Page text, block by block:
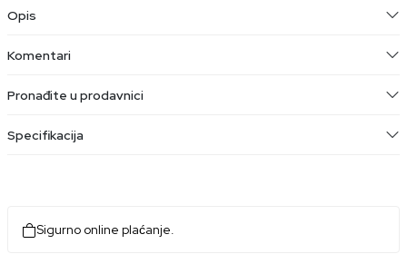
Opis
Komentari
Pronađite u prodavnici
Specifikacija
Sigurno online plaćanje.